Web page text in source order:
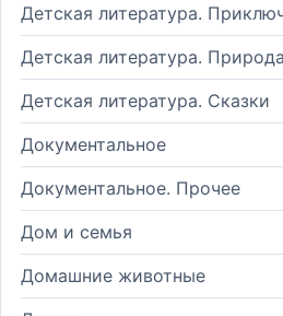
Детская литература.
Детская литература.
Детская литература. Сказки
Документальное
Документальное. Прочее
Дом и семья
Домашние животные